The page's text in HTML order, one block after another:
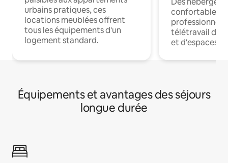
urbains pratiques, ces
locations meublées offrent
tous les équipements d'un
logement standard.
confortables
professionnels
télétravail
et d'espaces
Équipements et avantages des séjours
longue durée